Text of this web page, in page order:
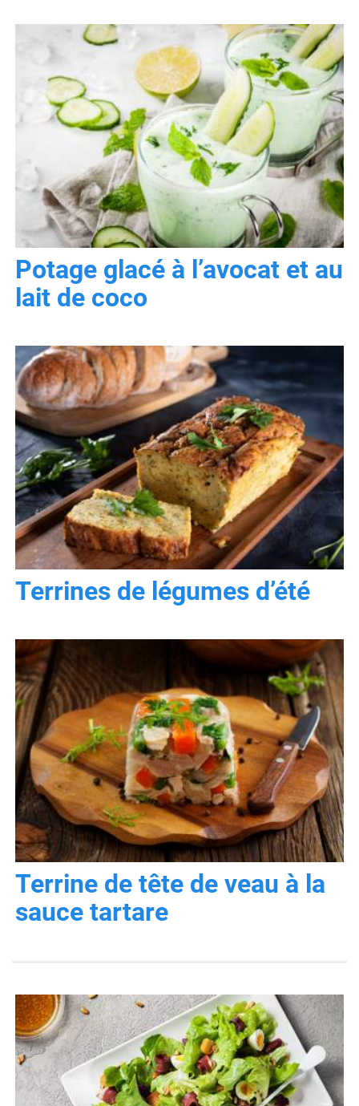
Potage glacé à l’avocat et au
lait de coco
Terrines de légumes d’été
Terrine de tête de veau à la
sauce tartare